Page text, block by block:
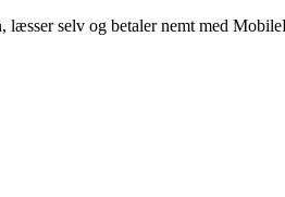
læsser selv og betaler nemt med